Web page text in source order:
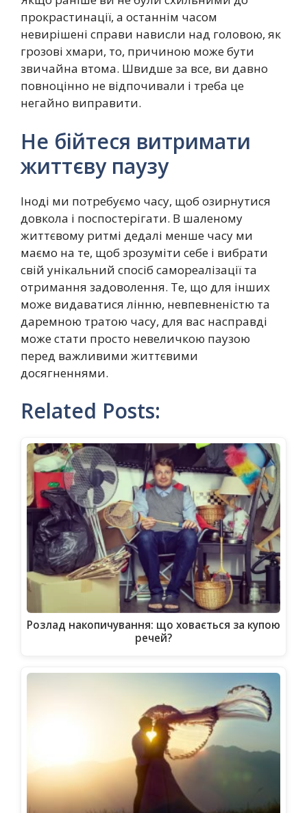
прокрастинації, а останнім часом
невирішені справи нависли над головою, як
грозові хмари, то, причиною може бути
звичайна втома. Швидше за все, ви давно
повноцінно не відпочивали і треба це
негайно виправити.
Не бійтеся витримати
життєву паузу
Іноді ми потребуємо часу, щоб озирнутися
довкола і поспостерігати. В шаленому
життєвому ритмі дедалі менше часу ми
маємо на те, щоб зрозуміти себе і вибрати
свій унікальний спосіб самореалізації та
отримання задоволення. Те, що для інших
може видаватися лінню, невпевненістю та
даремною тратою часу, для вас насправді
може стати просто невеличкою паузою
перед важливими життєвими
досягненнями.
Related Posts:
Розлад накопичування: що ховається за купою
речей?